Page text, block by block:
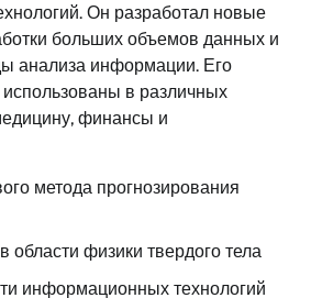
Он разработал новые
больших объемов данных и
анализа информации. Его
в различных
финансы и
метода прогнозирования
области физики твердого тела
информационных технологий